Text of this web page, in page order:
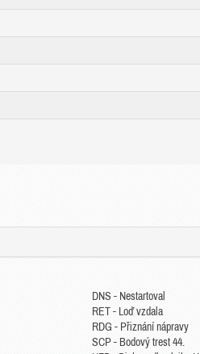
DNS - Nestartoval
RET - Loď vzdala
RDG - Přiznání nápravy
SCP - Bodový trest 44.